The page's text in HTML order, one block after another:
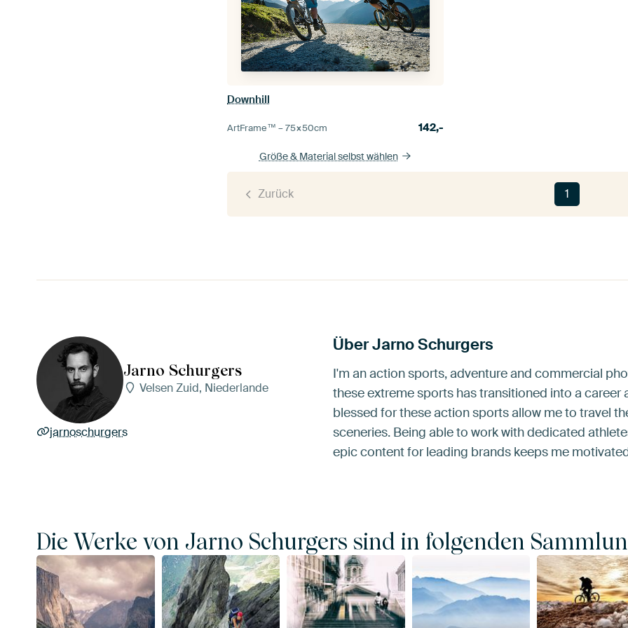
Downhill
ArtFrame™ –75×50cm 142,-
Größe & Material selbst wählen
Zurück 1
Jarno Schurgers
Velsen Zuid, Niederlande
jarnoschurgers
Über Jarno Schurgers
I'm an action sports, adventure and commercial
these extreme sports has transitioned into a career
blessed for these action sports allow me to travel
sceneries. Being able to work with dedicated
epic content for leading brands keeps me
Die Werke von Jarno Schurgers sind in folgenden